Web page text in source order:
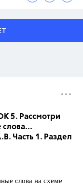
5. Рассмотри
Часть 1. Раздел
слова на схеме